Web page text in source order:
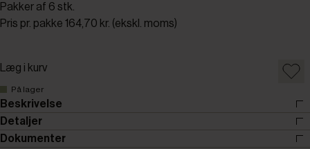
Pakker af 6 stk.
Pris pr. pakke 164,70 kr. (ekskl. moms)
Læg i kurv
På lager
Beskrivelse
Detaljer
Dokumenter